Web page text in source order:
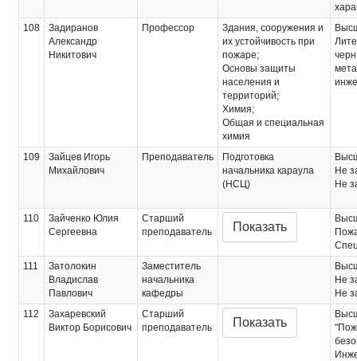
108
Задиранов
Александр
Никитович
Профессор
Здания, сооружения и
их устойчивость при
пожаре;
Основы защиты
населения и
территорий;
Химия;
Общая и специальная
химия
109
Зайцев Игорь
Михайлович
Преподаватель
Подготовка
начальника караула
(НСЦ)
Не
Не
110
Зайченко Юлия
Сергеевна
Старший
преподаватель
Показать
111
Затолокин
Владислав
Павлович
Заместитель
начальника
кафедры
Не
Не
112
Захаревский
Виктор Борисович
Старший
преподаватель
Показать